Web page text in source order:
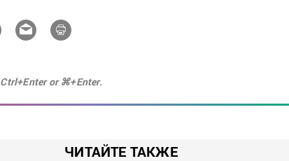
Ctrl+Enter or ⌘+Enter.
ЧИТАЙТЕ ТАКЖЕ